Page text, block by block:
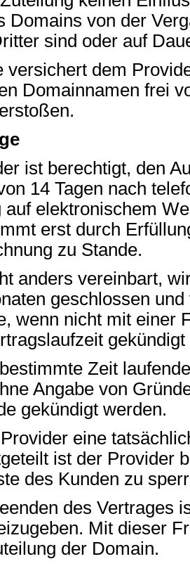
Domains von der
sind oder auf
versichert dem
Domainnamen frei
ist berechtigt, den
14 Tagen nach
auf elektronischem
erst durch
zu Stande.
anders vereinbart,
geschlossen
wenn nicht mit einer
Zeit
Angabe von
gekündigt werden.
eine
ist der Provider
des Kunden zu
des Vertrages
Mit dieser
der Domain.